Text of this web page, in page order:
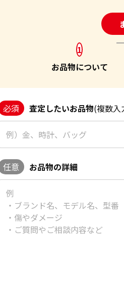
24
1
お品物について
必須 査定したいお品物(複数入
任意 お品物の詳細